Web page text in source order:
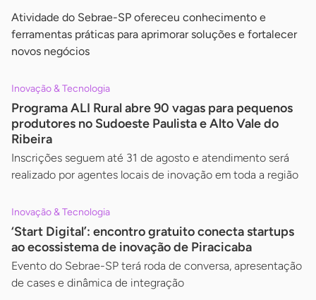
Atividade do Sebrae-SP ofereceu conhecimento e
ferramentas práticas para aprimorar soluções e fortalecer
novos negócios
Inovação & Tecnologia
Programa ALI Rural abre 90 vagas para pequenos
produtores no Sudoeste Paulista e Alto Vale do
Ribeira
Inscrições seguem até 31 de agosto e atendimento será
realizado por agentes locais de inovação em toda a região
Inovação & Tecnologia
‘Start Digital’: encontro gratuito conecta startups
ao ecossistema de inovação de Piracicaba
Evento do Sebrae-SP terá roda de conversa, apresentação
de cases e dinâmica de integração